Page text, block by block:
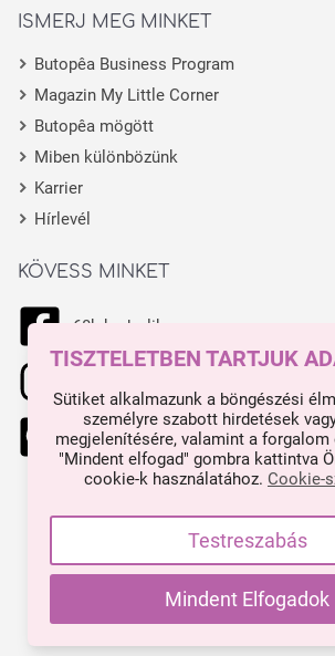
ISMERJ MEG MINKET
Butopêa Business Program
Magazin My Little Corner
Butopêa mögött
Miben különbözünk
Karrier
Hírlevél
KÖVESS MINKET
68k kedvelik
444 kedvelik
Made with ❤ in Budapest.
Minden árunk tartalmaz
TISZTELETBEN TARTJUK
Sütiket alkalmazunk a böngészési
személyre szabott hirdetések
megjelenítésére, valamint a forgalom
"Mindent elfogad" gombra kattintva
cookie-k használatához. Cookie-
Testreszabás
Mindent Elfogadok